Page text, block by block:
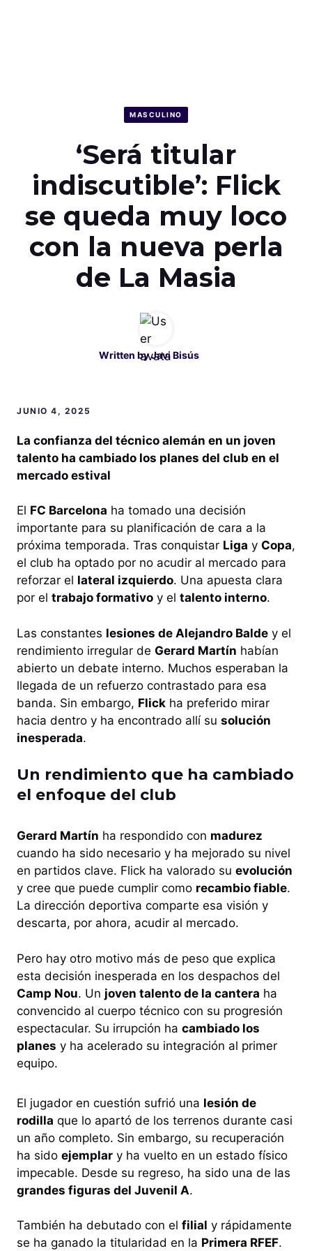
MASCULINO
‘Será titular
indiscutible’: Flick
se queda muy loco
con la nueva perla
de La Masia
Written byJavi Bisús
JUNIO 4, 2025
La confianza del técnico alemán en un joven
talento ha cambiado los planes del club en el
mercado estival
El FC Barcelona ha tomado una decisión
importante para su planificación de cara a la
próxima temporada. Tras conquistar Liga y Copa,
el club ha optado por no acudir al mercado para
reforzar el lateral izquierdo. Una apuesta clara
por el trabajo formativo y el talento interno.
Las constantes lesiones de Alejandro Balde y el
rendimiento irregular de Gerard Martín habían
abierto un debate interno. Muchos esperaban la
llegada de un refuerzo contrastado para esa
banda. Sin embargo, Flick ha preferido mirar
hacia dentro y ha encontrado allí su solución
inesperada.
Un rendimiento que ha cambiado
el enfoque del club
Gerard Martín ha respondido con madurez
cuando ha sido necesario y ha mejorado su nivel
en partidos clave. Flick ha valorado su evolución
y cree que puede cumplir como recambio fiable.
La dirección deportiva comparte esa visión y
descarta, por ahora, acudir al mercado.
Pero hay otro motivo más de peso que explica
esta decisión inesperada en los despachos del
Camp Nou. Un joven talento de la cantera ha
convencido al cuerpo técnico con su progresión
espectacular. Su irrupción ha cambiado los
planes y ha acelerado su integración al primer
equipo.
El jugador en cuestión sufrió una lesión de
rodilla que lo apartó de los terrenos durante casi
un año completo. Sin embargo, su recuperación
ha sido ejemplar y ha vuelto en un estado físico
impecable. Desde su regreso, ha sido una de las
grandes figuras del Juvenil A.
También ha debutado con el filial y rápidamente
se ha ganado la titularidad en la Primera RFEF.